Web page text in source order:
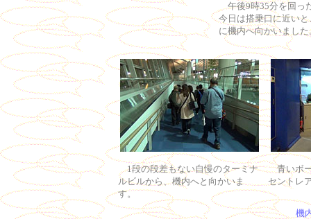
午後9時35分を回っ
今日は搭乗口に近い
に機内へ向かいました
1段の段差もない自慢のターミナ
ルビルから、機内へと向かいま
す。
青いボ
セントレ
機